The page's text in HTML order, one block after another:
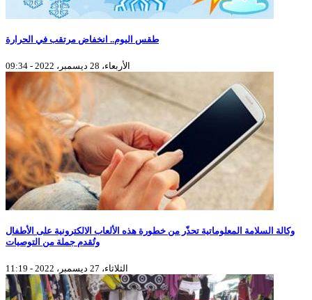
طقس اليوم.. انخفاض مرتقب في الحرارة
الأربعاء، 28 ديسمبر، 2022 - 09:34
وكالة السلامة المعلوماتية تحذّر من خطورة هذه الألعاب الالكترونية على الأطفال
وتُقدم جملة من التوصيات
الثلاثاء، 27 ديسمبر، 2022 - 11:19